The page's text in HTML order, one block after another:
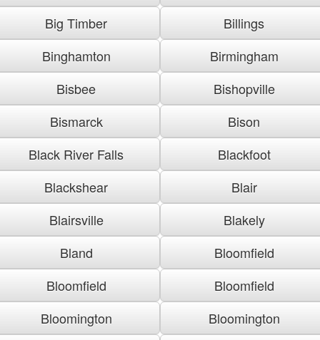
Big Timber
Billings
Binghamton
Birmingham
Bisbee
Bishopville
Bismarck
Bison
Black River Falls
Blackfoot
Blackshear
Blair
Blairsville
Blakely
Bland
Bloomfield
Bloomfield
Bloomfield
Bloomington
Bloomington